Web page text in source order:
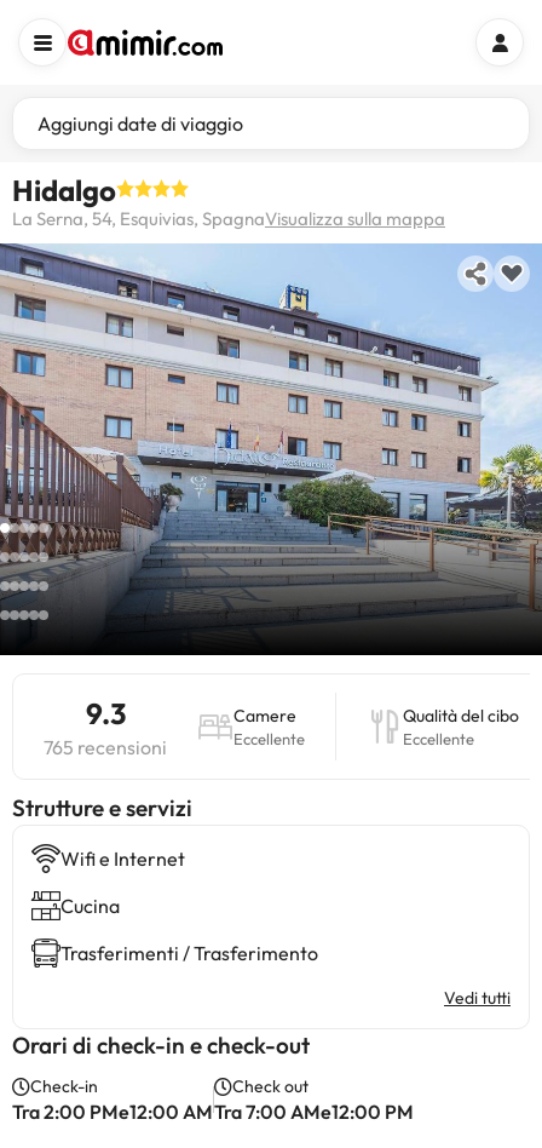
Aggiungi date di viaggio
Hidalgo
La Serna, 54, Esquivias, SpagnaVisualizza sulla mappa
9.3
765 recensioni
Camere
Eccellente
Qualità del cibo
Eccellente
​Strutture e servizi
Wifi e Internet
Cucina
Trasferimenti / Trasferimento
Vedi tutti
Orari di check-in e check-out
Check-in
Tra 2:00 PMe12:00 AM
Check out
Tra 7:00 AMe12:00 PM